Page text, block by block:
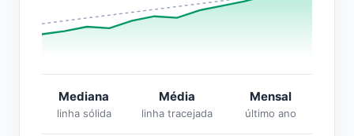
Mediana
linha sólida
Média
linha tracejada
Mensal
último ano